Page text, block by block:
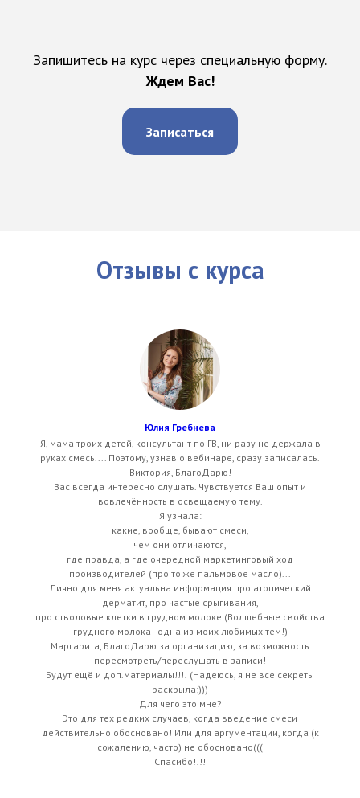
Запишитесь на курс через специальную форму.
Ждем Вас!
Записаться
Отзывы с курса
Юлия Гребнева
Я, мама троих детей, консультант по ГВ, ни разу не держала в
руках смесь.... Поэтому, узнав о вебинаре, сразу записалась.
Виктория, БлагоДарю!
Вас всегда интересно слушать. Чувствуется Ваш опыт и
вовлечённость в освещаемую тему.
Я узнала:
какие, вообще, бывают смеси,
чем они отличаются,
где правда, а где очередной маркетинговый ход
производителей (про то же пальмовое масло)...
Лично для меня актуальна информация про атопический
дерматит, про частые срыгивания,
про стволовые клетки в грудном молоке (Волшебные свойства
грудного молока - одна из моих любимых тем!)
Маргарита, БлагоДарю за организацию, за возможность
пересмотреть/переслушать в записи!
Будут ещё и доп.материалы!!!! (Надеюсь, я не все секреты
раскрыла;)))
Для чего это мне?
Это для тех редких случаев, когда введение смеси
действительно обосновано! Или для аргументации, когда (к
сожалению, часто) не обосновано(((
Спасибо!!!!